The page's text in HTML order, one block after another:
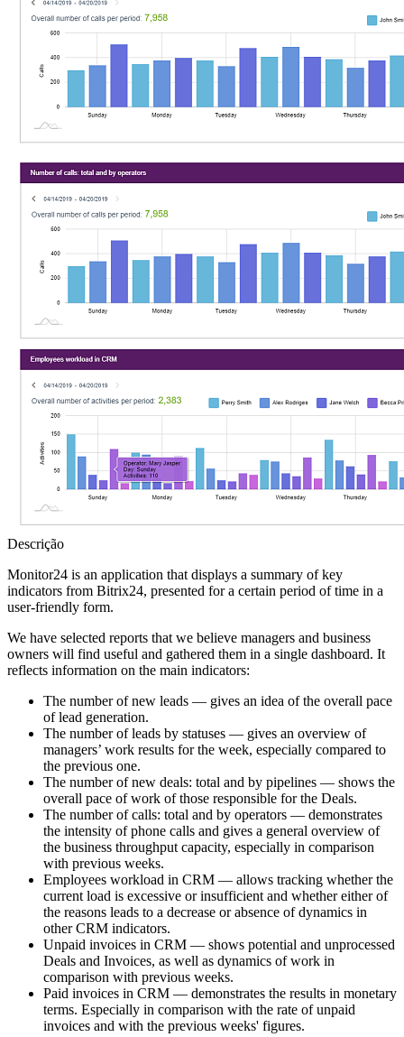
Descrição
Monitor24 is an application that displays a summary of key
indicators from Bitrix24, presented for a certain period of time in a
user-friendly form.
We have selected reports that we believe managers and business
owners will find useful and gathered them in a single dashboard. It
reflects information on the main indicators:
The number of new leads — gives an idea of the overall pace
of lead generation.
The number of leads by statuses — gives an overview of
managers’ work results for the week, especially compared to
the previous one.
The number of new deals: total and by pipelines — shows the
overall pace of work of those responsible for the Deals.
The number of calls: total and by operators — demonstrates
the intensity of phone calls and gives a general overview of
the business throughput capacity, especially in comparison
with previous weeks.
Employees workload in CRM — allows tracking whether the
current load is excessive or insufficient and whether either of
the reasons leads to a decrease or absence of dynamics in
other CRM indicators.
Unpaid invoices in CRM — shows potential and unprocessed
Deals and Invoices, as well as dynamics of work in
comparison with previous weeks.
Paid invoices in CRM — demonstrates the results in monetary
terms. Especially in comparison with the rate of unpaid
invoices and with the previous weeks' figures.